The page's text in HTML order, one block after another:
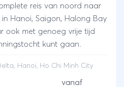
reis van noord naar
Hanoi, Saigon, Halong Bay
ook met genoeg vrije tijd
kunt gaan.
, Hanoi, Ho Chi Minh City
vanaf